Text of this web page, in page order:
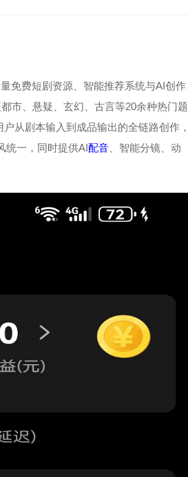
免费短剧资源、智能推荐系统与AI创作
市、悬疑、玄幻、古言等20余种热门题
从剧本输入到成品输出的全链路创作，
统一，同时提供AI配音 、智能分镜、动